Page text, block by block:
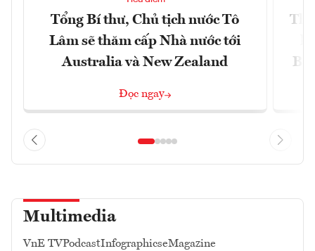
Tổng Bí thư, Chủ tịch nước Tô
Lâm sẽ thăm cấp Nhà nước tới
Australia và New Zealand
Đọc ngay
Multimedia
VnE TVPodcastInfographicseMagazine